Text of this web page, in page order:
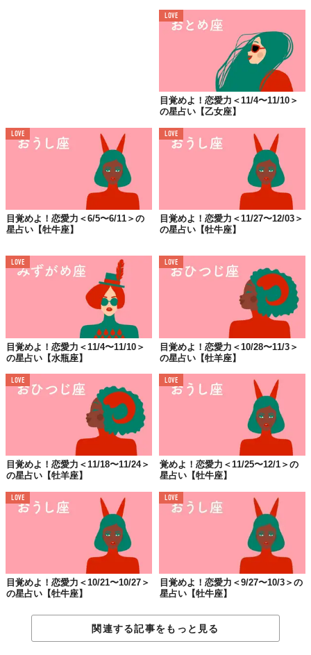
LOVE
目覚めよ！恋愛力＜11/4〜11/10＞
の星占い【乙女座】
LOVE
目覚めよ！恋愛力＜6/5〜6/11＞の
星占い【牡牛座】
LOVE
目覚めよ！恋愛力＜11/27〜12/03＞
の星占い【牡牛座】
LOVE
目覚めよ！恋愛力＜11/4〜11/10＞
の星占い【水瓶座】
LOVE
目覚めよ！恋愛力＜10/28〜11/3＞
の星占い【牡羊座】
LOVE
目覚めよ！恋愛力＜11/18〜11/24＞
の星占い【牡羊座】
LOVE
覚めよ！恋愛力＜11/25〜12/1＞の
星占い【牡牛座】
LOVE
目覚めよ！恋愛力＜10/21〜10/27＞
の星占い【牡牛座】
LOVE
目覚めよ！恋愛力＜9/27〜10/3＞の
星占い【牡牛座】
関連する記事をもっと見る